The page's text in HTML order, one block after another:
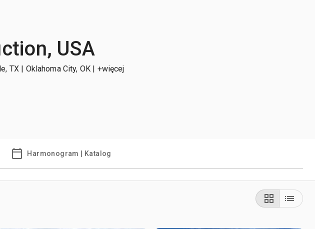
USA
TX | Oklahoma City, OK | +więcej
Harmonogram | Katalog